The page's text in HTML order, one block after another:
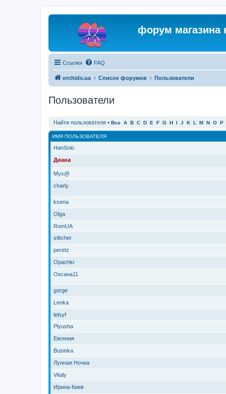
форум магазина
Ссылки FAQ
orchids.ua Список форумов Пользователи
Пользователи
Найти пользователя • Все A B C D E F G H I J K L M N O P
ИМЯ ПОЛЬЗОВАТЕЛЯ
HanSolo
Диана
Myx@
charly
ksena
Olga
RomUA
stitcher
peretz
Opachki
Оксана11
gorge
Lenka
lelsyf
Plyusha
Евгения
Businka
Лунная Ночка
Vitaly
Ирина-Киев